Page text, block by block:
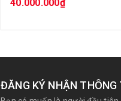
40.000.000₫
MUA HÀNG
ĐĂNG KÝ NHẬN THÔNG